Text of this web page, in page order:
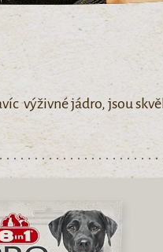
výživné jádro, jsou